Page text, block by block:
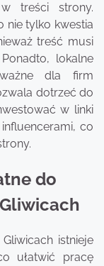
treści strony.
nie tylko kwestia
treść musi
lokalne
dla firm
dotrzeć do
w linki
co
do
istnieje
ułatwić pracę